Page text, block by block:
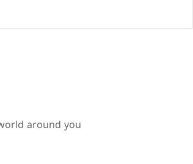
around you